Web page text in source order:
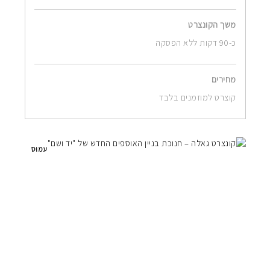
משך הקונצרט
כ-90 דקות ללא הפסקה
מחירים
קוצרט למוזמנים בלבד
עמוס